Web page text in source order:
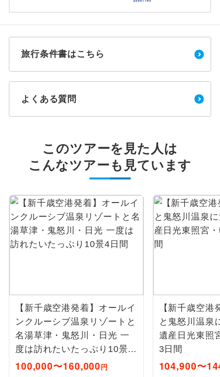
旅行条件書はこちら
よくある質問
このツアーを見た人は
こんなツアーも見ています
【新千歳空港発着】オールイ
ンクルーシブ温泉リゾートと
名湯草津・鬼怒川・日光 一
度は訪れたいたっぷり10景4
日間
100,000〜160,000円
【新千歳空港
と鬼怒川温泉
遺産日光東照
3日間
104,900〜